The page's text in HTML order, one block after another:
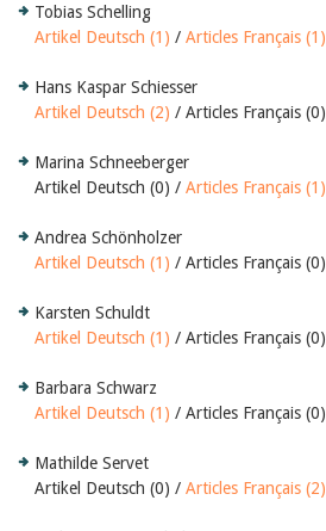
Tobias Schelling
Artikel Deutsch (1) / Articles Français (1)
Hans Kaspar Schiesser
Artikel Deutsch (2) / Articles Français (0)
Marina Schneeberger
Artikel Deutsch (0) / Articles Français (1)
Andrea Schönholzer
Artikel Deutsch (1) / Articles Français (0)
Karsten Schuldt
Artikel Deutsch (1) / Articles Français (0)
Barbara Schwarz
Artikel Deutsch (1) / Articles Français (0)
Mathilde Servet
Artikel Deutsch (0) / Articles Français (2)